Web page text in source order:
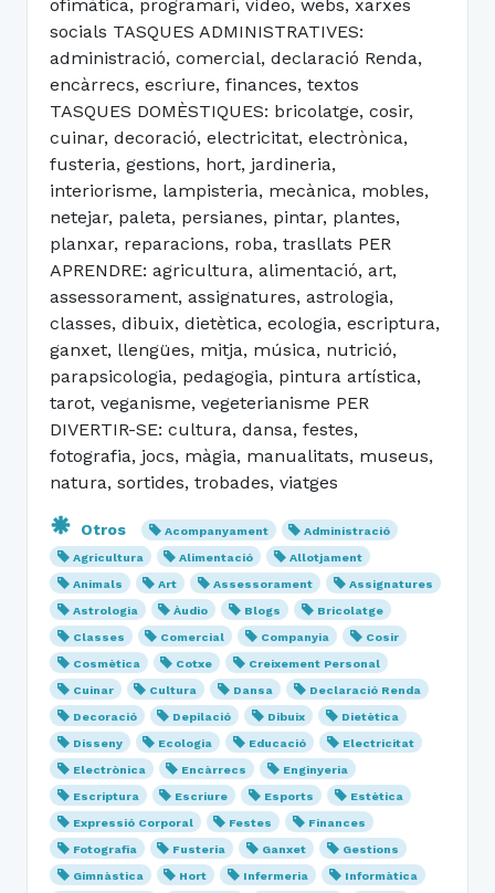
ofimàtica, programari, vídeo, webs, xarxes
socials TASQUES ADMINISTRATIVES:
administració, comercial, declaració Renda,
encàrrecs, escriure, finances, textos
TASQUES DOMÈSTIQUES: bricolatge, cosir,
cuinar, decoració, electricitat, electrònica,
fusteria, gestions, hort, jardineria,
interiorisme, lampisteria, mecànica, mobles,
netejar, paleta, persianes, pintar, plantes,
planxar, reparacions, roba, trasllats PER
APRENDRE: agricultura, alimentació, art,
assessorament, assignatures, astrologia,
classes, dibuix, dietètica, ecologia, escriptura,
ganxet, llengües, mitja, música, nutrició,
parapsicologia, pedagogia, pintura artística,
tarot, veganisme, vegeterianisme PER
DIVERTIR-SE: cultura, dansa, festes,
fotografia, jocs, màgia, manualitats, museus,
natura, sortides, trobades, viatges
Otros Acompanyament
Administració
Agricultura
Alimentació
Allotjament
Animals
Art Assessorament
Assignatures
Astrologia
Àudio Blogs
Bricolatge
Classes
Comercial Companyia
Cosir
Cosmètica
Cotxe
Creixement Personal
Cuinar
Cultura Dansa
Declaració Renda
Decoració
Depilació Dibuix
Dietètica
Disseny
Ecologia Educació
Electricitat
Electrònica
Encàrrecs
Enginyeria
Escriptura
Escriure Esports
Estètica
Expressió Corporal
Festes
Finances
Fotografia
Fusteria Ganxet
Gestions
Gimnàstica
Hort Infermeria
Informàtica